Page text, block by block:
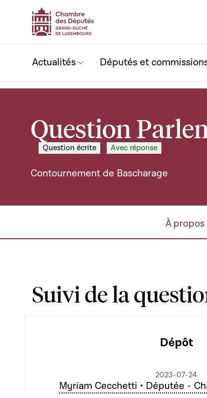
Actualités Députés et
Question
Question écrite Avec réponse
Contournement de Bascharage
À propos
Suivi de la
Dépôt
2023-07-24
Myriam Cecchetti • Députée -